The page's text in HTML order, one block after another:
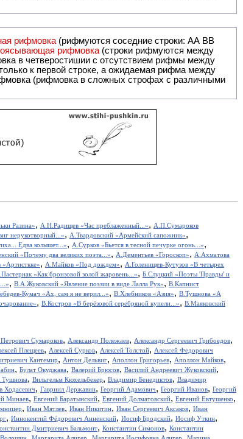
рифмовка (рифмуются соседние строки: AA ВВ
рифмовка (строки рифмуются между
в четверостишии с отсутствием рифмы между
к первой строке, а ожидаемая рифма между
Разина», А.Н.Радищев «Час преблаженный...», А.П.Сумароков
нерукотворный...», А.Твардовский «Армейский сапожник»,
Едва колышет...», А.Сурков «Бьется в тесной печурке огонь...»,
«Почему два великих поэта...», А.Дементьев «Гороскоп», А.Ахматова
«Артисткке», А.Майков «Под дождем», А.Голенищев-Кутузов «В четырех
«Как бронзовой золой жаровень...», Б.Слуцкий «Поэты 'Правды' и
, В.А.Жуковский «Явление поэзии в виде Лалла Рук», В.Капнист
Кумач «Ах, сам я не верил...», В.Хлебников «Азия», В.Тушнова «А
, В.Костров «В берёзовой серебряной купели...», В.Маяковский
Сумароков, Александр Полежаев, Александр Сергеевич Грибоедов,
Плещеев, Алексей Сурков, Алексей Толстой, Алексей Федорович
Кантемир, Антон Дельвиг, Аполлон Григорьев, Аполлон Майков,
, Булат Окуджава, Валерий Брюсов, Василий Андреевич Жуковский,
Тушнова, Вильгельм Кюхельбекер, Владимир Бенедиктов, Владимир
Ходасевич, Гавриил Державин, Георгий Адамович, Георгий Иванов, Георгий
Минаев, Евгений Баратынский, Евгений Долматовский, Евгений Евтушенко,
, Иван Мятлев, Иван Никитин, Иван Сергеевич Аксаков, Иван
, Иннокентий Фёдорович Анненский, Иосиф Бродский, Иосиф Уткин,
Дмитриевич Бальмонт, Константин Симонов, Константин